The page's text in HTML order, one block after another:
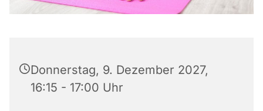
Donnerstag, 9. Dezember 2027,
16:15 - 17:00 Uhr